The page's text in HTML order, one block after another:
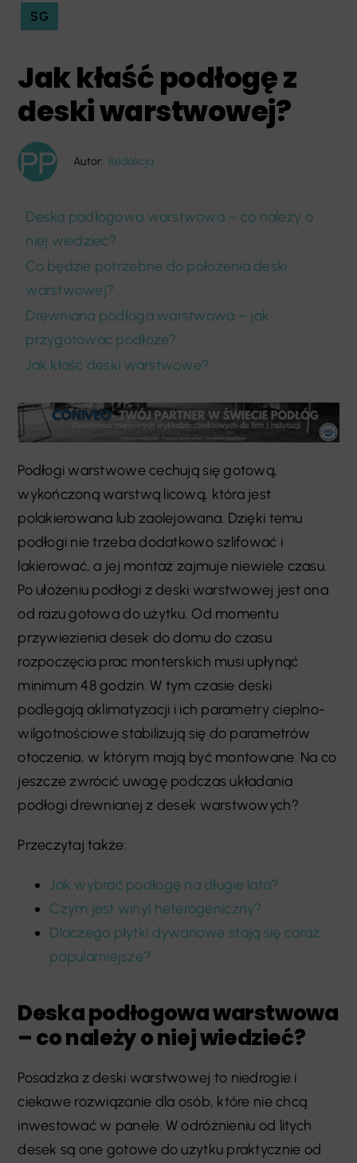
SG
Jak kłaść podłogę z
deski warstwowej?
Autor: Redakcja
Deska podłogowa warstwowa – co należy o
niej wiedzieć?
Co będzie potrzebne do położenia deski
warstwowej?
Drewniana podłoga warstwowa – jak
przygotować podłoże?
Jak kłaść deski warstwowe?
Podłogi warstwowe cechują się gotową,
wykończoną warstwą licową, która jest
polakierowana lub zaolejowana. Dzięki temu
podłogi nie trzeba dodatkowo szlifować i
lakierować, a jej montaż zajmuje niewiele czasu.
Po ułożeniu podłogi z deski warstwowej jest ona
od razu gotowa do użytku. Od momentu
przywiezienia desek do domu do czasu
rozpoczęcia prac monterskich musi upłynąć
minimum 48 godzin. W tym czasie deski
podlegają aklimatyzacji i ich parametry cieplno-
wilgotnościowe stabilizują się do parametrów
otoczenia, w którym mają być montowane. Na co
jeszcze zwrócić uwagę podczas układania
podłogi drewnianej z desek warstwowych?
Przeczytaj także:
Jak wybrać podłogę na długie lata?
Czym jest winyl heterogeniczny?
Dlaczego płytki dywanowe stają się coraz
popularniejsze?
Deska podłogowa warstwowa
– co należy o niej wiedzieć?
Posadzka z deski warstwowej to niedrogie i
ciekawe rozwiązanie dla osób, które nie chcą
inwestować w panele. W odróżnieniu od litych
desek są one gotowe do użytku praktycznie od